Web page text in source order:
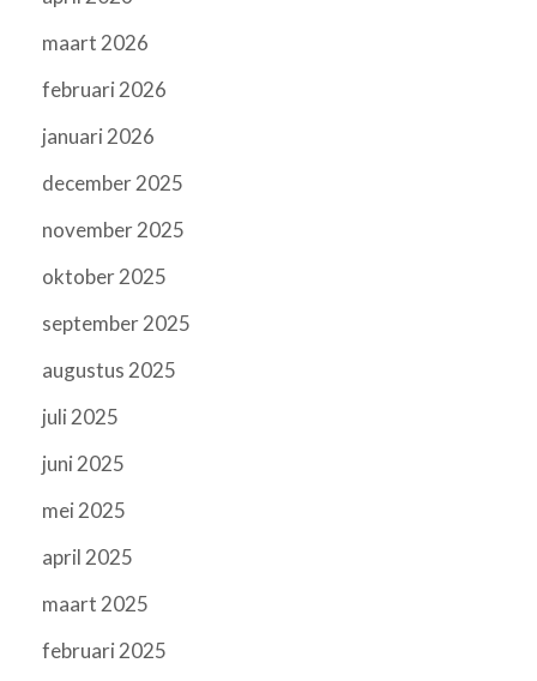
maart 2026
februari 2026
januari 2026
december 2025
november 2025
oktober 2025
september 2025
augustus 2025
juli 2025
juni 2025
mei 2025
april 2025
maart 2025
februari 2025